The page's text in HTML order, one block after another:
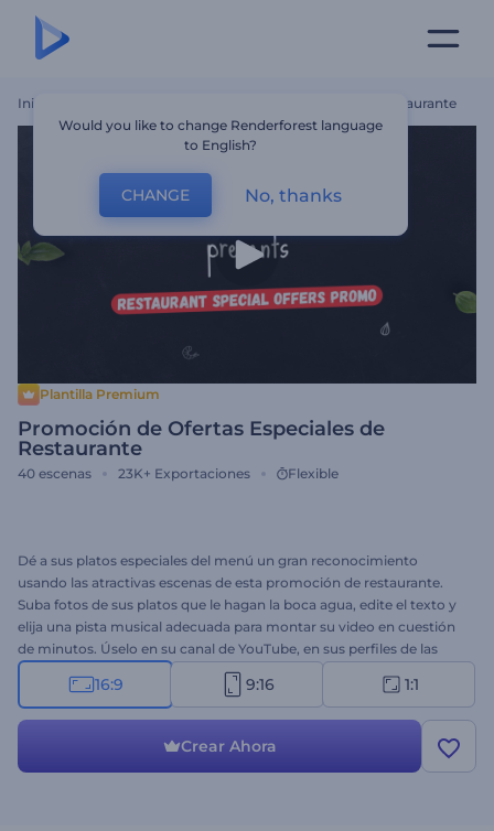
Inicio Promoción De Ofertas Especiales De Restaurante
Plantilla Premium
Promoción de Ofertas Especiales de
Restaurante
40 escenas 23K+ Exportaciones Flexible
Dé a sus platos especiales del menú un gran reconocimiento
usando las atractivas escenas de esta promoción de restaurante.
Suba fotos de sus platos que le hagan la boca agua, edite el texto y
elija una pista musical adecuada para montar su video en cuestión
de minutos. Úselo en su canal de YouTube, en sus perfiles de las
redes sociales, en su página web y mucho más. ¡Cree su promoción
hoy mismo!16:9 9:16 1:1
Crear Ahora
Would you like to change Renderforest language
to English?
CHANGE No, thanks